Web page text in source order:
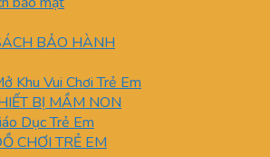
BẢO HÀNH
Khu Vui Chơi Trẻ Em
BỊ MẦM NON
Dục Trẻ Em
CHƠI TRẺ EM